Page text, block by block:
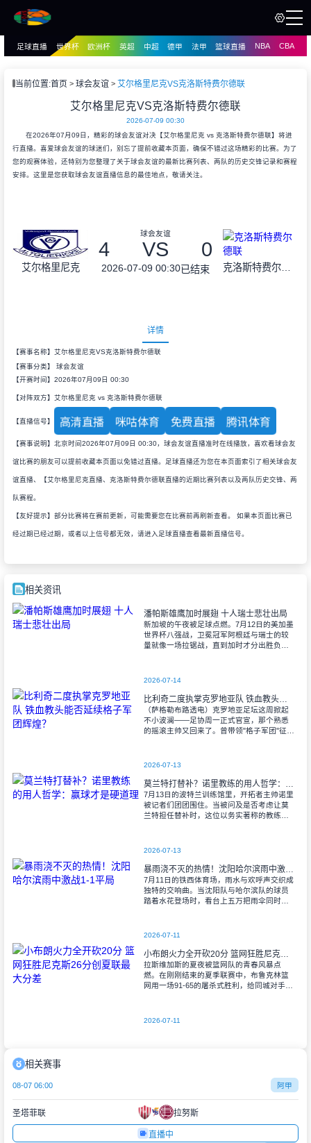
播
足球直播 世界杯 欧洲杯 英超 中超 德甲 法甲 篮球直播 NBA CBA
当前位置:首页 球会友谊 艾尔格里尼克VS克洛斯特费尔德联
艾尔格里尼克VS克洛斯特费尔德联
2026-07-09 00:30
在2026年07月09日，精彩的球会友谊对决【艾尔格里尼克 vs 克洛斯特费尔德联】将进
行直播。喜爱球会友谊的球迷们，别忘了提前收藏本页面，确保不错过这场精彩的比赛。为了
您的观赛体验，还特别为您整理了关于球会友谊的最新比赛列表、两队的历史交锋记录和赛程
安排。这里是您获取球会友谊直播信息的最佳地点，敬请关注。
艾尔格里尼克
球会友谊
4 VS 0
2026-07-09 00:30已结束 克洛斯特费尔德联
详情
【赛事名称】艾尔格里尼克VS克洛斯特费尔德联
【赛事分类】 球会友谊
【开赛时间】2026年07月09日 00:30
【对阵双方】艾尔格里尼克 vs 克洛斯特费尔德联
【直播信号】 高清直播 咪咕体育 免费直播 腾讯体育
【赛事说明】北京时间2026年07月09日 00:30，球会友谊直播准时在线播放，喜欢看球会友
谊比赛的朋友可以提前收藏本页面以免错过直播。足球直播还为您在本页面索引了相关球会友
谊直播、【艾尔格里尼克直播、克洛斯特费尔德联直播的近期比赛列表以及两队历史交锋、两
队赛程。
【友好提示】部分比赛将在赛前更新，可能需要您在比赛前再刷新查看。 如果本页面比赛已
经过期已经过期，或者以上信号都无效，请进入足球直播查看最新直播信号。
相关资讯
潘帕斯雄鹰加时展翅 十人瑞士悲壮出局
新加坡的午夜被足球点燃。7月12日的美加墨
世界杯八强战，卫冕冠军阿根廷与瑞士的较
量就像一场拉锯战，直到加时才分出胜负。
2026-07-14
比利奇二度执掌克罗地亚队 铁血教头能否延续格子军团辉煌？
（萨格勒布路透电）克罗地亚足坛这周掀起
不小波澜——足协周一正式官宣，那个熟悉
的摇滚主帅又回来了。曾带领"格子军团"征战
2026-07-13
莫兰特打替补？诺里教练的用人哲学：赢球才是硬道理
7月13日的波特兰训练馆里，开拓者主帅诺里
被记者们团团围住。当被问及是否考虑让莫
兰特担任替补时，这位以务实著称的教练露
2026-07-13
暴雨浇不灭的热情！沈阳哈尔滨雨中激战1-1平局
7月11日的铁西体育场，雨水与欢呼声交织成
独特的交响曲。当沈阳队与哈尔滨队的球员
踏着水花登场时，看台上五万把雨伞同时收
2026-07-11
小布朗火力全开砍20分 篮网狂胜尼克斯26分创夏联最大分差
拉斯维加斯的夏夜被篮网队的青春风暴点
燃。在刚刚结束的夏季联赛中，布鲁克林篮
网用一场91-65的屠杀式胜利，给同城对手尼
2026-07-11
相关赛事
08-07 06:00 阿甲
圣塔菲联 拉努斯
直播中